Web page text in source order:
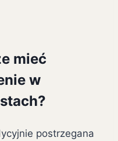
mieć
w
postrzegana